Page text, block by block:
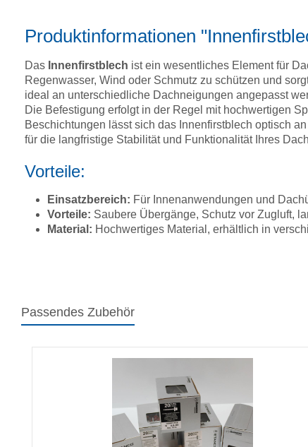
Produktinformationen
Das Innenfirstblech ist ein wesentliches Element für
Regenwasser, Wind oder Schmutz zu schützen und
ideal an unterschiedliche Dachneigungen angepasst
Die Befestigung erfolgt in der Regel mit hochwertigen
Beschichtungen lässt sich das Innenfirstblech optisch
für die langfristige Stabilität und Funktionalität Ihres
Vorteile:
Einsatzbereich: Für Innenanwendungen und
Vorteile: Saubere Übergänge, Schutz vor Zugluft,
Material: Hochwertiges Material, erhältlich in
Passendes Zubehör